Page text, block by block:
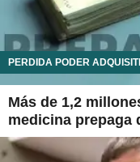
PÉRDIDA PODER
Más de 1,2
medicina prepaga